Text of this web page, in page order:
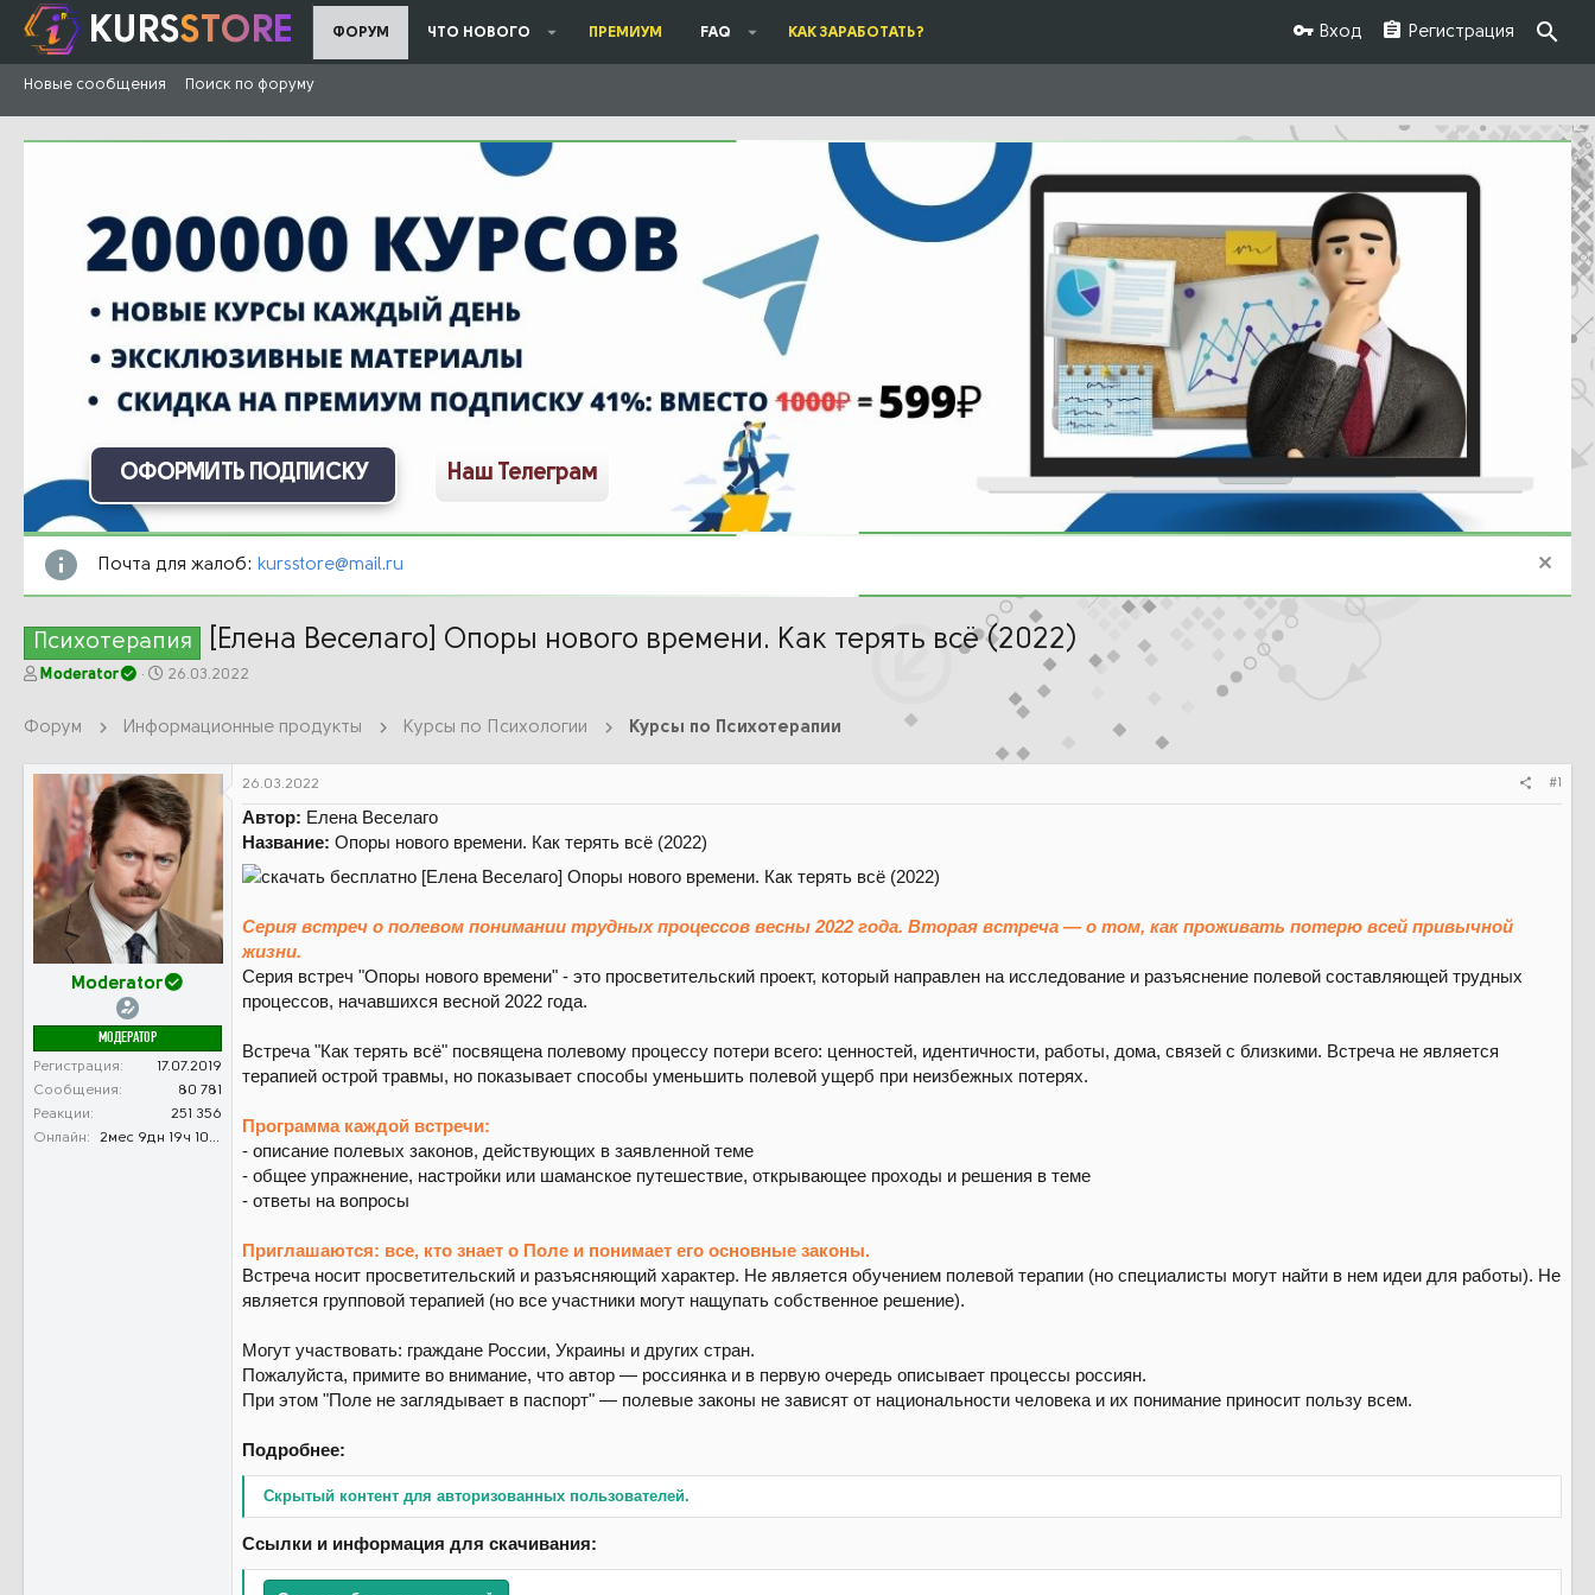
KURSSTORE ФОРУМ ЧТО НОВОГО ПРЕМИУМ FAQ КАК ЗАРАБОТАТЬ? Вход Регистрация
Новые сообщения Поиск по форуму
ОФОРМИТЬ ПОДПИСКУ Наш Телеграм
Почта для жалоб: kursstore@mail.ru
Психотерапия [Елена Веселаго] Опоры нового времени. Как терять всё (2022)
А
о
Moderator
Д
а
а
ч
а
а
26.03.2022
Форум Информационные продукты Курсы по Психологии Курсы по Психотерапии
Moderator
МОДЕРАТОР
Регистрация
17.07.2019
Сообщения
80 781
Реакции
251 356
Онлайн
2мес 9дн 19ч 10м 55с
26.03.2022 #1
Автор: Елена Веселаго
Название: Опоры нового времени. Как терять всё (2022)
Серия встреч о полевом понимании трудных процессов весны 2022 года. Вторая встреча — о том, как проживать потерю всей привычной
жизни.
Серия встреч "Опоры нового времени" - это просветительский проект, который направлен на исследование и разъяснение полевой составляющей трудных
процессов, начавшихся весной 2022 года.
Встреча "Как терять всё" посвящена полевому процессу потери всего: ценностей, идентичности, работы, дома, связей с близкими. Встреча не является
терапией острой травмы, но показывает способы уменьшить полевой ущерб при неизбежных потерях.
Программа каждой встречи:
- описание полевых законов, действующих в заявленной теме
- общее упражнение, настройки или шаманское путешествие, открывающее проходы и решения в теме
- ответы на вопросы
Приглашаются: все, кто знает о Поле и понимает его основные законы.
Встреча носит просветительский и разъясняющий характер. Не является обучением полевой терапии (но специалисты могут найти в нем идеи для работы). Не
является групповой терапией (но все участники могут нащупать собственное решение).
Могут участвовать: граждане России, Украины и других стран.
Пожалуйста, примите во внимание, что автор — россиянка и в первую очередь описывает процессы россиян.
При этом "Поле не заглядывает в паспорт" — полевые законы не зависят от национальности человека и их понимание приносит пользу всем.
Подробнее:
Скрытый контент для авторизованных пользователей.
Ссылки и информация для скачивания: